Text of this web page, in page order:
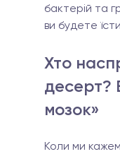
бактерій та
ви будете
Хто
десерт?
мозок»
Коли ми